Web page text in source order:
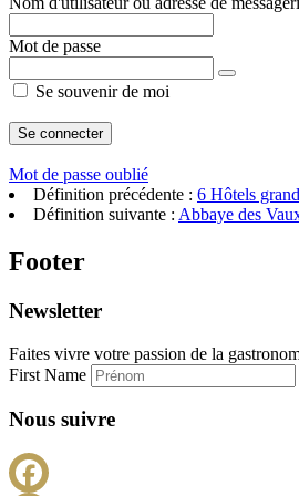
Mot de passe
Se souvenir de moi
Mot de passe oublié
Définition précédente : 6 Hôtels
Définition suivante : Abbaye des
Footer
Newsletter
Faites vivre votre passion de la
First Name
Nous suivre